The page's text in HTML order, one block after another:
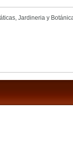
, Jardineria y